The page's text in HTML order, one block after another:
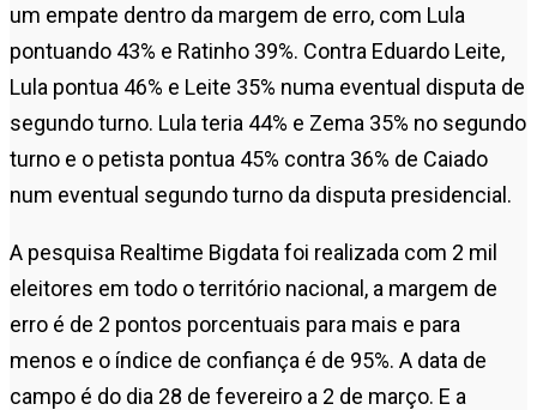
um empate dentro da margem de erro, com Lula
pontuando 43% e Ratinho 39%. Contra Eduardo Leite,
Lula pontua 46% e Leite 35% numa eventual disputa de
segundo turno. Lula teria 44% e Zema 35% no segundo
turno e o petista pontua 45% contra 36% de Caiado
num eventual segundo turno da disputa presidencial.
A pesquisa Realtime Bigdata foi realizada com 2 mil
eleitores em todo o território nacional, a margem de
erro é de 2 pontos porcentuais para mais e para
menos e o índice de confiança é de 95%. A data de
campo é do dia 28 de fevereiro a 2 de março. E a